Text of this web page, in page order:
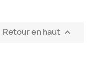
Retour en haut 